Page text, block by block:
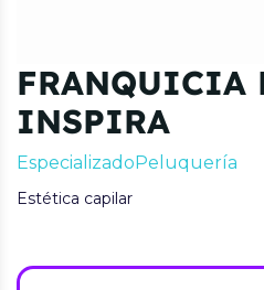
FRANQUICIA
INSPIRA
EspecializadoPeluquería
Estética capilar